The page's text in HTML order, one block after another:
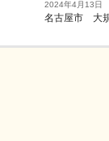
2024年4月13日
名古屋市 大